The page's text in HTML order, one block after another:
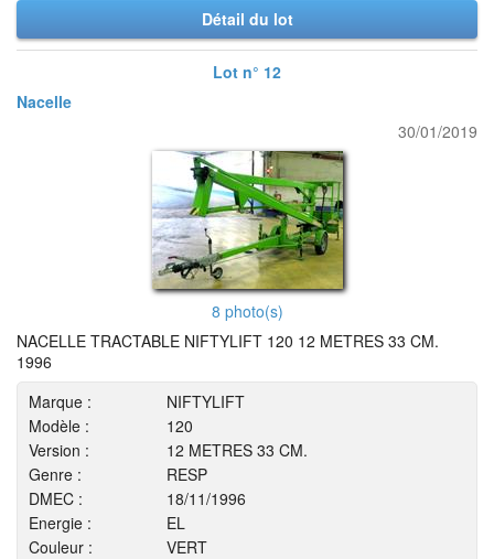
Détail du lot
Lot n° 12
Nacelle
30/01/2019
8 photo(s)
NACELLE TRACTABLE NIFTYLIFT 120 12 METRES 33 CM.
1996
Marque :
NIFTYLIFT
Modèle :
120
Version :
12 METRES 33 CM.
Genre :
RESP
DMEC :
18/11/1996
Energie :
EL
Couleur :
VERT